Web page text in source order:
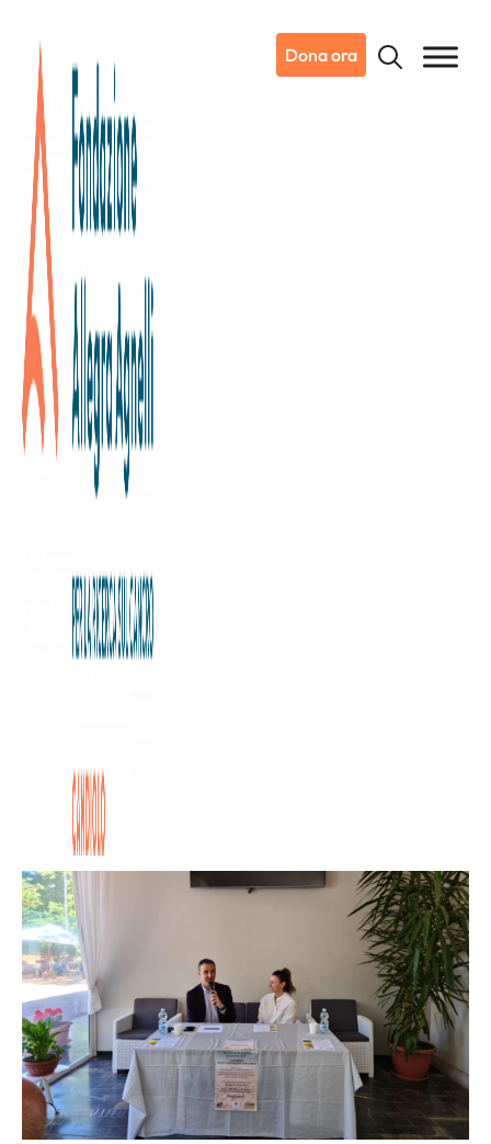
Dona ora
19/05/2025
Notizie da Candiolo
“Un punto per la vita” a
sostegno di Candiolo
preso parte all’iniziativa
maggio presso la sede dell’
Paolo Thaon di Revel, a Torino.